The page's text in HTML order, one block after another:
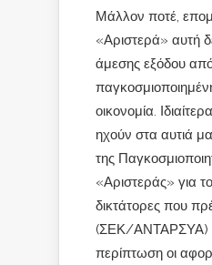
Μάλλον ποτέ,
«Αριστερά» αυτή
άμεσης εξόδου
οικονομία.
ηχούν στα αυτιά
της
«Αριστεράς» για
δικτάτορες που
(ΣΕΚ/ΑΝΤΑΡΣΥΑ)
περίπτωση οι